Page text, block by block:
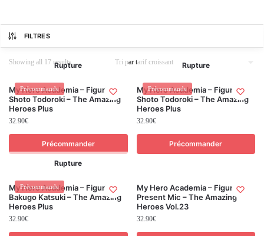
FILTRES
Showing all 17 results
Précommande
Rupture
My Hero Academia – Figurine
Shoto Todoroki – The Amazing
Heroes Plus
32.90€
Précommander
Précommande
Rupture
My Hero Academia – Figurine
Shoto Todoroki – The Amazing
Heroes Plus
32.90€
Précommander
Précommande
Rupture
My Hero Academia – Figurine
Bakugo Katsuki – The Amazing
Heroes Plus
32.90€
My Hero Academia – Figurine
Present Mic – The Amazing
Heroes Vol.23
32.90€